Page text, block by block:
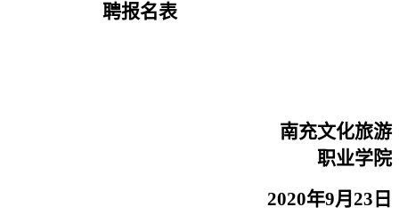
聘报名表
南充文化旅游
职业学院
2020年9月 23 日